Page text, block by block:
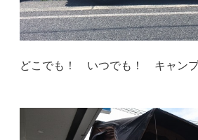
どこでも！ いつでも！ キャンプ